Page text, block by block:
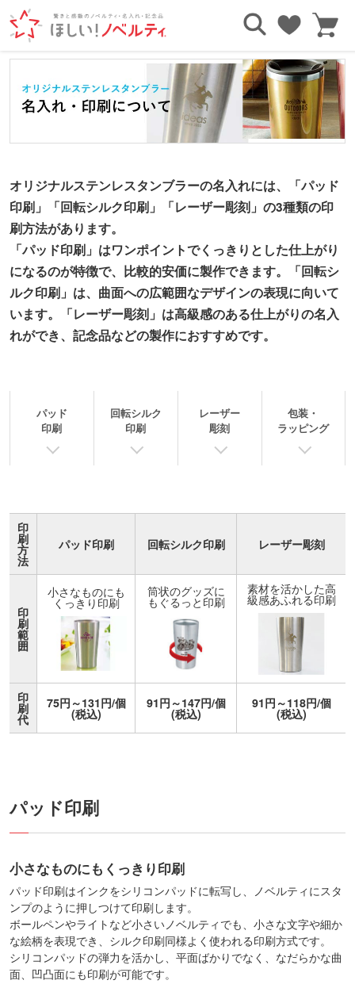
ステンレスタンブラー・アルミタンブラー
オリジナルステンレスタンブラーの名入れには、「パッド
印刷」「回転シルク印刷」「レーザー彫刻」の3種類の印
刷方法があります。
「パッド印刷」はワンポイントでくっきりとした仕上がり
になるのが特徴で、比較的安価に製作できます。
「回転シ
ルク印刷」は、曲面への広範囲なデザインの表現に向いて
います。
「レーザー彫刻」は高級感のある仕上がりの名入
れができ、記念品などの製作におすすめです。
パッド
印刷
回転シルク
印刷
レーザー
彫刻
包装・
ラッピング
印
刷
方
法
パッド印刷 回転シルク印刷 レーザー彫刻
印
刷
範
囲
小さなものにも
くっきり印刷
筒状のグッズに
もぐるっと印刷
素材を活かした高
級感あふれる印刷
印
刷
代
75円～131円/個
(税込)
91円～147円/個
(税込)
91円～118円/個
(税込)
パッド印刷
小さなものにもくっきり印刷
パッド印刷はインクをシリコンパッドに転写し、ノベルティにスタ
ンプのように押しつけて印刷します。
ボールペンやライトなど小さいノベルティでも、小さな文字や細か
な絵柄を表現でき、 シルク印刷同様よく使われる印刷方式です。
シリコンパッドの弾力を活かし、平面ばかりでなく、なだらかな曲
面、凹凸面にも印刷が可能です。